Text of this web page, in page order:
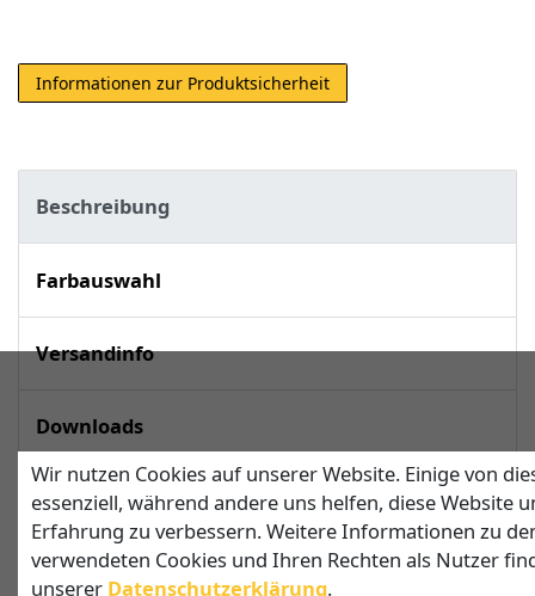
Informationen zur Produktsicherheit
Beschreibung
Farbauswahl
Versandinfo
Downloads
techn. Daten
Wir nutzen Cookies auf unserer Website. Einige von
essenziell, während andere uns helfen, diese Website
Erfahrung zu verbessern. Weitere Informationen zu
verwendeten Cookies und Ihren Rechten als Nutzer
unserer Daten­schutz­erklärung.